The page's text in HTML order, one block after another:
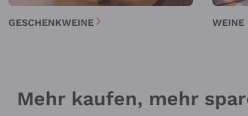
GESCHENKWEINE WEINE
Mehr kaufen, mehr